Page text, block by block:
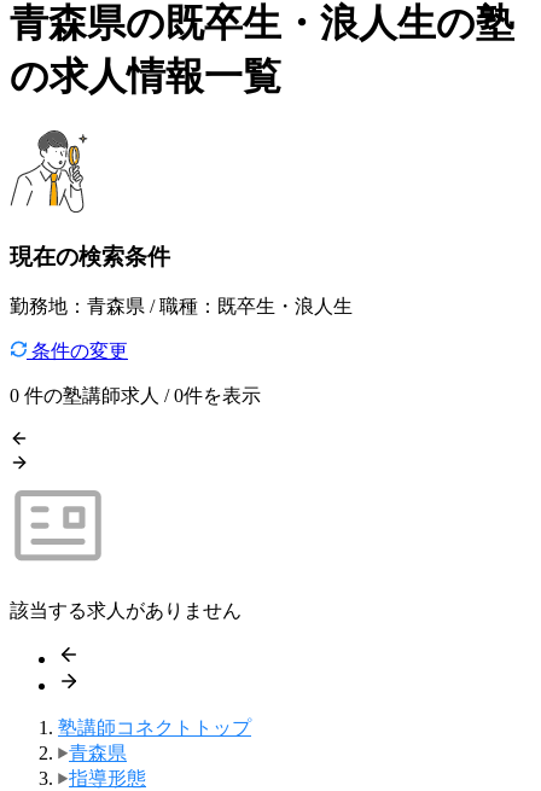
青森県の既卒生・浪人生の塾
の求人情報一覧
現在の検索条件
勤務地：青森県 / 職種：既卒生・浪人生
条件の変更
0 件の塾講師求人 / 0件を表示
該当する求人がありません
塾講師コネクトトップ
青森県
指導形態